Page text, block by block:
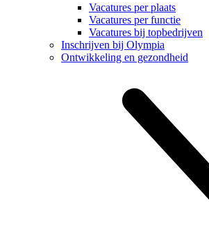
Vacatures per plaats
Vacatures per functie
Vacatures bij topbedrijven
Inschrijven bij Olympia
Ontwikkeling en gezondheid